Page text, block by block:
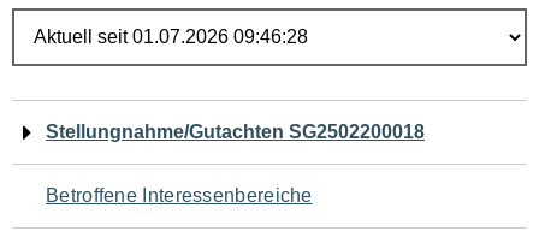
Navigation
für
den
Stellungnahme/Gutachten SG2502200018
Betroffene Interessenbereiche